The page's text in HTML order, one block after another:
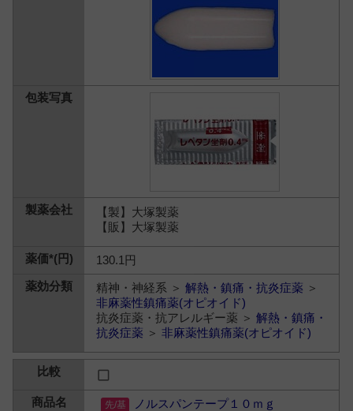
【製】大塚製薬
【販】大塚製薬
130.1円
精神・神経系 ＞解熱・鎮痛・抗炎症薬 ＞
非麻薬性鎮痛薬(オピオイド)
抗炎症薬・抗アレルギー薬 ＞解熱・鎮痛・
抗炎症薬 ＞非麻薬性鎮痛薬(オピオイド)
ノルスパンテープ１０ｍｇ